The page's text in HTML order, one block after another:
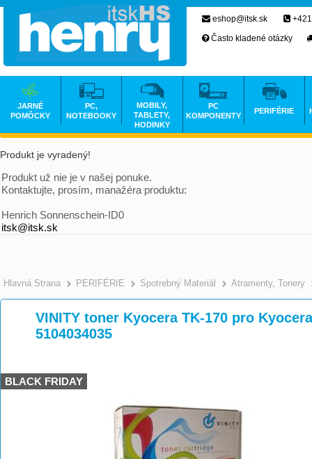
Produkt je vyradený!
Produkt už nie je v našej ponuke.
Kontaktujte, prosím, manažéra produktu:
Henrich Sonnenschein-ID0
itsk@itsk.sk
Hlavná Strana >
PERIFÉRIE >
Spotrebný Materiál >
Atramenty, Tonery
VINITY toner Kyocera TK-170 pro
5104034035
BLACK FRIDAY
eshop@itsk.sk
Často kladené otázky
JARNÉ
POMÔCKY
PC,
NOTEBOOKY
MOBILY,
TABLETY,
HODINKY
PC
KOMPONENTY
PERIFÉRIE